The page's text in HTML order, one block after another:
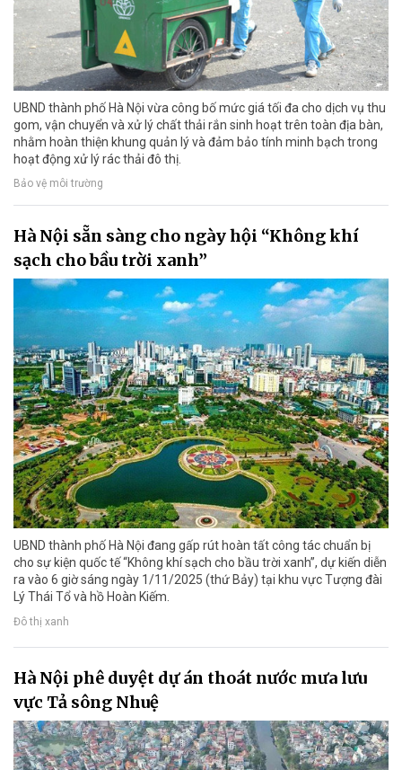
UBND thành phố Hà Nội vừa công bố mức giá tối đa cho dịch vụ thu
gom, vận chuyển và xử lý chất thải rắn sinh hoạt trên toàn địa bàn,
nhằm hoàn thiện khung quản lý và đảm bảo tính minh bạch trong
hoạt động xử lý rác thải đô thị.
Bảo vệ môi trường
Hà Nội sẵn sàng cho ngày hội “Không khí
sạch cho bầu trời xanh”
UBND thành phố Hà Nội đang gấp rút hoàn tất công tác chuẩn bị
cho sự kiện quốc tế “Không khí sạch cho bầu trời xanh”, dự kiến diễn
ra vào 6 giờ sáng ngày 1/11/2025 (thứ Bảy) tại khu vực Tượng đài
Lý Thái Tổ và hồ Hoàn Kiếm.
Đô thị xanh
Hà Nội phê duyệt dự án thoát nước mưa lưu
vực Tả sông Nhuệ